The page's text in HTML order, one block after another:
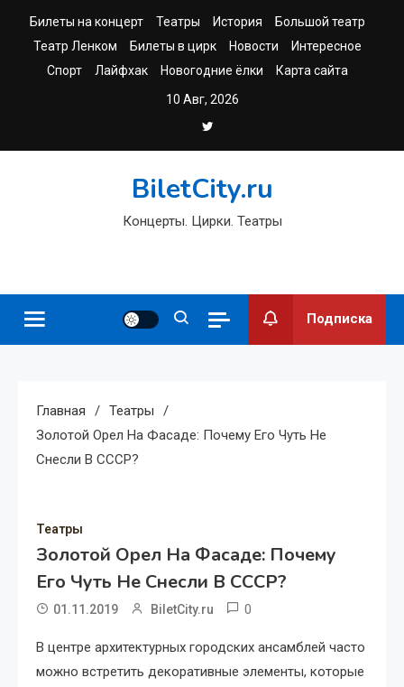
Билеты на концерт Театры История
Большой театр
Театр Ленком
Билеты в цирк Новости
Интересное
Спорт
Лайфхак Новогодние ёлки
Карта сайта
10 Авг, 2026
BiletCity.ru
Концерты. Цирки. Театры
Подписка
Главная
Театры
Золотой Орел На Фасаде: Почему Его Чуть Не
Снесли В СССР?
Театры
Золотой Орел На Фасаде: Почему
Его Чуть Не Снесли В СССР?
01.11.2019 BiletCity.ru 0
В центре архитектурных городских ансамблей часто
можно встретить декоративные элементы, которые